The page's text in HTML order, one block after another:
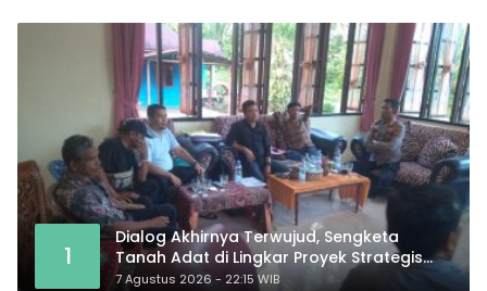
1
Dialog Akhirnya Terwujud, Sengketa
Tanah Adat di Lingkar Proyek Strategis
Nasional Memasuki Babak Baru
7 Agustus 2026 - 22:15 WIB